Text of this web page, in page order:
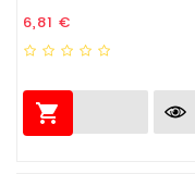
Prezzo
6,81 €
